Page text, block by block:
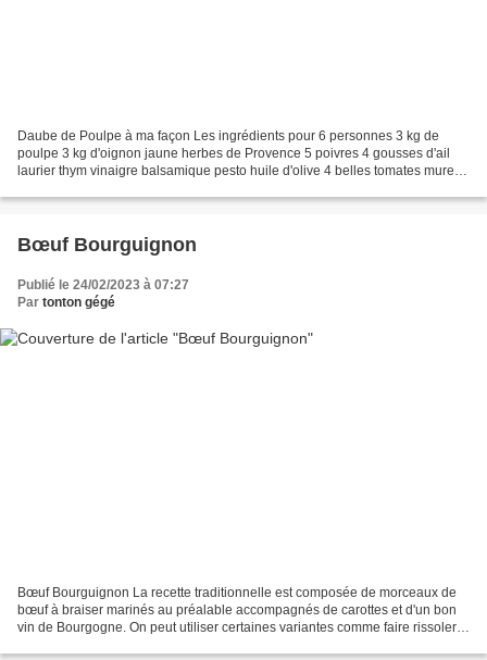
Daube de Poulpe à ma façon Les ingrédients pour 6 personnes 3 kg de
poulpe 3 kg d'oignon jaune herbes de Provence 5 poivres 4 gousses d'ail
laurier thym vinaigre balsamique pesto huile d'olive 4 belles tomates mures
Bœuf Bourguignon
Publié le 24/02/2023 à 07:27
Par tonton gégé
Bœuf Bourguignon La recette traditionnelle est composée de morceaux de
bœuf à braiser marinés au préalable accompagnés de carottes et d'un bon
vin de Bourgogne. On peut utiliser certaines variantes comme faire rissoler